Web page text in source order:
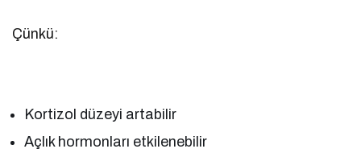
Çünkü:
Kortizol düzeyi artabilir
Açlık hormonları etkilenebilir